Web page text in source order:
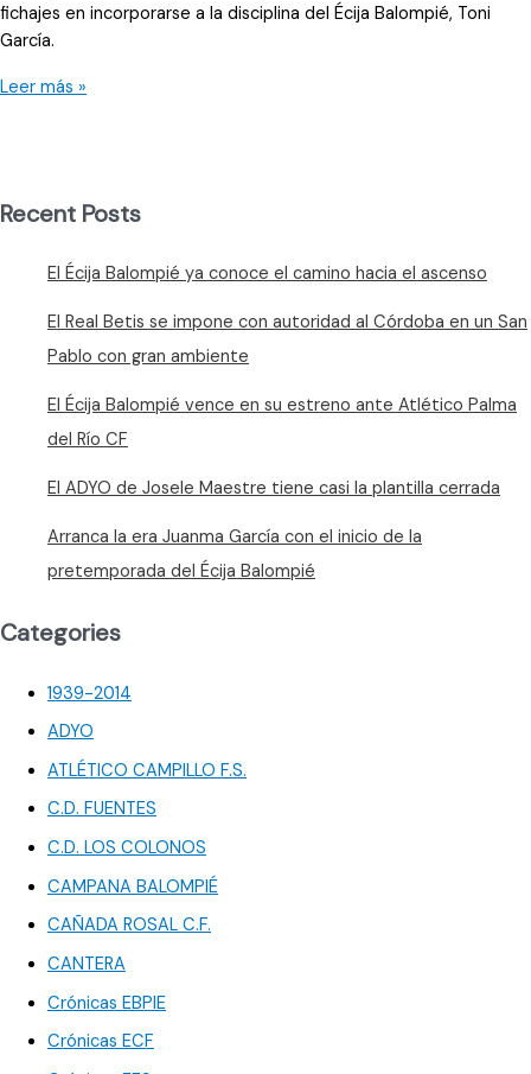
fichajes en incorporarse a la disciplina del Écija Balompié, Toni
García.
«No
confiara
devolver
Balompié
merece»
Leer más »
Recent Posts
El Écija Balompié ya conoce el camino hacia el ascenso
El Real Betis se impone con autoridad al Córdoba en un San
Pablo con gran ambiente
El Écija Balompié vence en su estreno ante Atlético Palma
del Río CF
El ADYO de Josele Maestre tiene casi la plantilla cerrada
Arranca la era Juanma García con el inicio de la
pretemporada del Écija Balompié
Categories
1939-2014
ADYO
ATLÉTICO CAMPILLO F.S.
C.D. FUENTES
C.D. LOS COLONOS
CAMPANA BALOMPIÉ
CAÑADA ROSAL C.F.
CANTERA
Crónicas EBPIE
Crónicas ECF